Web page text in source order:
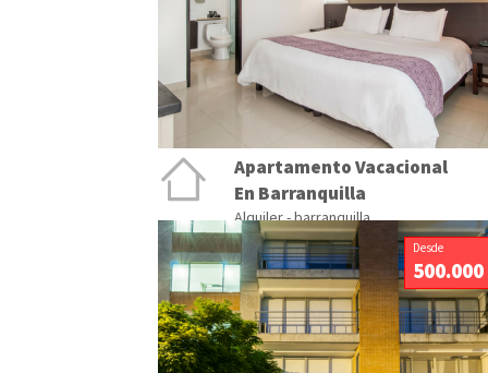
Apartamento Vacacional
En Barranquilla
Alquiler - barranquilla
Desde
500.000